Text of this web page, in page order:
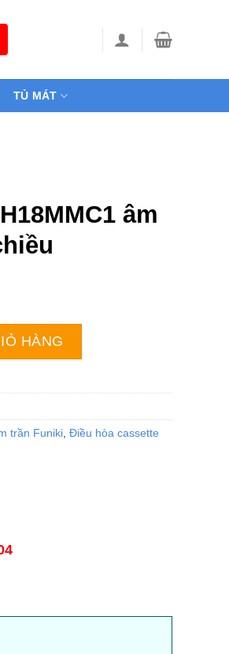
TỦ MÁT
âm
18000BTU 2 chiều số lượng
HÀNG
trần Funiki, Điều hòa cassette